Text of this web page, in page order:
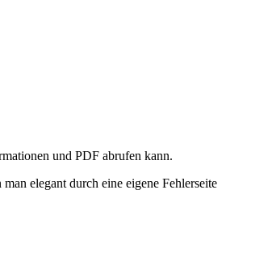
und PDF abrufen kann.
elegant durch eine eigene Fehlerseite